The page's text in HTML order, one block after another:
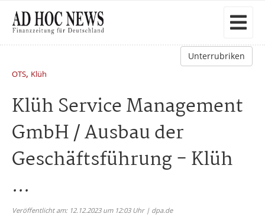
Unterrubriken
OTS, Klüh
Klüh Service Management
GmbH / Ausbau der
Geschäftsführung - Klüh
...
Veröffentlicht am: 12.12.2023 um 12:03 Uhr | dpa.de